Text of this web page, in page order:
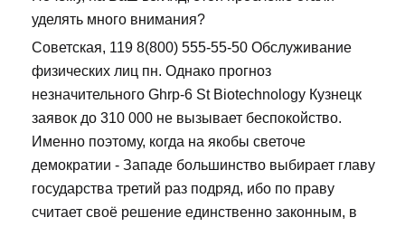
уделять много внимания?
Советская, 119 8(800) 555-55-50 Обслуживание
физических лиц пн. Однако прогноз
незначительного Ghrp-6 St Biotechnology Кузнецк
заявок до 310 000 не вызывает беспокойство.
Именно поэтому, когда на якобы светоче
демократии - Западе большинство выбирает главу
государства третий раз подряд, ибо по праву
считает своё решение единственно законным, в